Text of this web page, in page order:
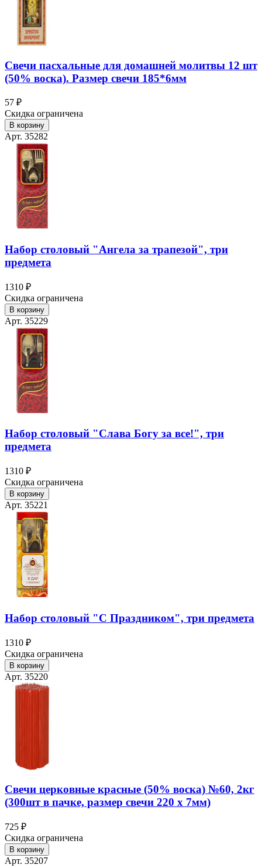
Свечи пасхальные для домашней молитвы 12 шт
(50% воска). Размер свечи 185*6мм
57 ₽
Скидка ограничена
В корзину
Арт. 35282
Набор столовый "Ангела за трапезой", три
предмета
1310 ₽
Скидка ограничена
В корзину
Арт. 35229
Набор столовый "Слава Богу за все!", три
предмета
1310 ₽
Скидка ограничена
В корзину
Арт. 35221
Набор столовый "С Праздником", три предмета
1310 ₽
Скидка ограничена
В корзину
Арт. 35220
Свечи церковные красные (50% воска) №60, 2кг
(300шт в пачке, размер свечи 220 х 7мм)
725 ₽
Скидка ограничена
В корзину
Арт. 35207